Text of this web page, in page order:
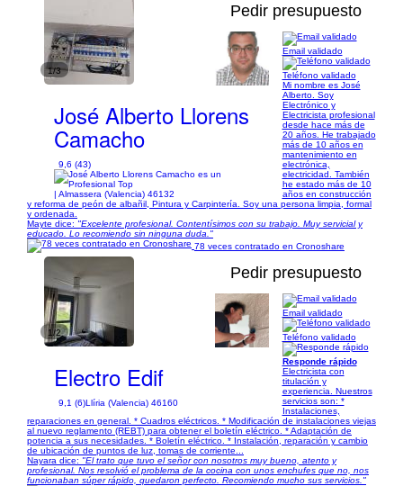
1/3
Pedir presupuesto
José Alberto Llorens
Camacho
9,6 (43)
| Almassera (Valencia) 46132
Email validado
Teléfono validado
Mi nombre es José
Alberto. Soy
Electrónico y
Electricista profesional
desde hace más de
20 años. He trabajado
más de 10 años en
mantenimiento en
electrónica,
electricidad. También
he estado más de 10
años en construcción
y reforma de peón de albañil, Pintura y Carpintería. Soy una persona limpia, formal
y ordenada.
Mayte dice: "Excelente profesional. Contentísimos con su trabajo. Muy servicial y
educado. Lo recomiendo sin ninguna duda."
78 veces contratado en Cronoshare
1/2
Pedir presupuesto
Electro Edif
9,1 (6)Llíria (Valencia) 46160
Email validado
Teléfono validado
Responde rápido
Electricista con
titulación y
experiencia. Nuestros
servicios son: *
Instalaciones,
reparaciones en general. * Cuadros eléctricos. * Modificación de instalaciones viejas
al nuevo reglamento (REBT) para obtener el boletín eléctrico. * Adaptación de
potencia a sus necesidades. * Boletín eléctrico. * Instalación, reparación y cambio
de ubicación de puntos de luz, tomas de corriente...
Nayara dice: "El trato que tuvo el señor con nosotros muy bueno, atento y
profesional. Nos resolvió el problema de la cocina con unos enchufes que no, nos
funcionaban súper rápido, quedaron perfecto. Recomiendo mucho sus servicios."